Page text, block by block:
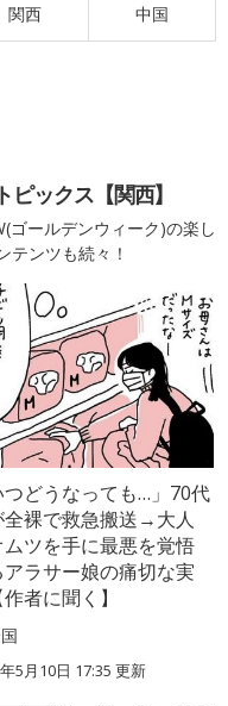
関西 中国
ックス【関西】
ゴールデンウィーク)の楽し
テンツも続々！
つどうなっても…」70代
全裸で救急搬送→大人
ムツを手に最悪を覚悟
ラサー娘の痛切な実
者に聞く】
5月10日 17:35 更新